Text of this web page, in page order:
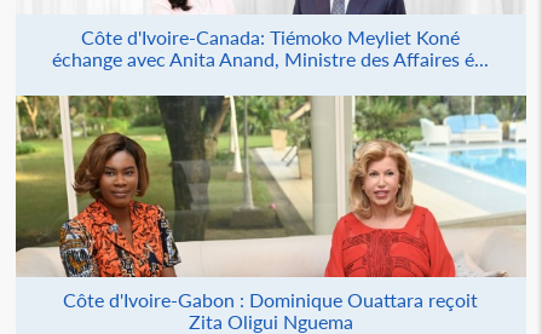
Côte d'Ivoire-Canada: Tiémoko Meyliet Koné
échange avec Anita Anand, Ministre des Affaires é...
Côte d'Ivoire-Gabon : Dominique Ouattara reçoit
Zita Oligui Nguema